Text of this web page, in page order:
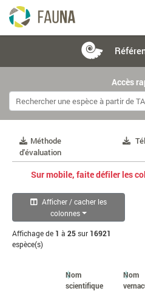
Accès
Méthode
d'évaluation
Sur mobile, faite défiler les
Afficher / cacher les
colonnes
Affichage de 1 à 25sur 16921
espèce(s)
Nom
scientifique
Nom